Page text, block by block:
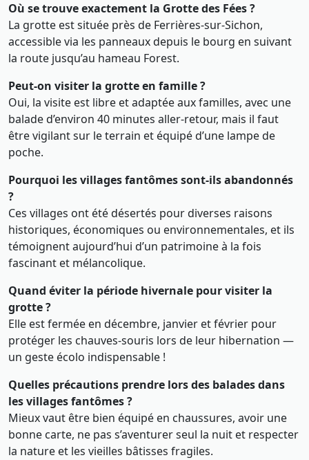
Où se trouve exactement la Grotte des Fées ?
La grotte est située près de Ferrières-sur-Sichon,
accessible via les panneaux depuis le bourg en suivant
la route jusqu’au hameau Forest.
Peut-on visiter la grotte en famille ?
Oui, la visite est libre et adaptée aux familles, avec une
balade d’environ 40 minutes aller-retour, mais il faut
être vigilant sur le terrain et équipé d’une lampe de
poche.
Pourquoi les villages fantômes sont-ils abandonnés
?
Ces villages ont été désertés pour diverses raisons
historiques, économiques ou environnementales, et ils
témoignent aujourd’hui d’un patrimoine à la fois
fascinant et mélancolique.
Quand éviter la période hivernale pour visiter la
grotte ?
Elle est fermée en décembre, janvier et février pour
protéger les chauves-souris lors de leur hibernation —
un geste écolo indispensable !
Quelles précautions prendre lors des balades dans
les villages fantômes ?
Mieux vaut être bien équipé en chaussures, avoir une
bonne carte, ne pas s’aventurer seul la nuit et respecter
la nature et les vieilles bâtisses fragiles.